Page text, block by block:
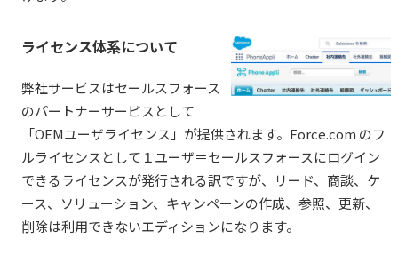
ライセンス体系について
弊社サービスはセールスフォース
のパートナーサービスとして
「OEMユーザライセンス」が提供されます。Force.com のフ
ルライセンスとして１ユーザ＝セールスフォースにログイン
できるライセンスが発行される訳ですが、リード、商談、ケ
ース、ソリューション、キャンペーンの作成、参照、更新、
削除は利用できないエディションになります。